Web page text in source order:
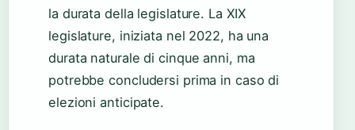
la durata della legislature. La XIX
legislature, iniziata nel 2022, ha una
durata naturale di cinque anni, ma
potrebbe concludersi prima in caso di
elezioni anticipate.